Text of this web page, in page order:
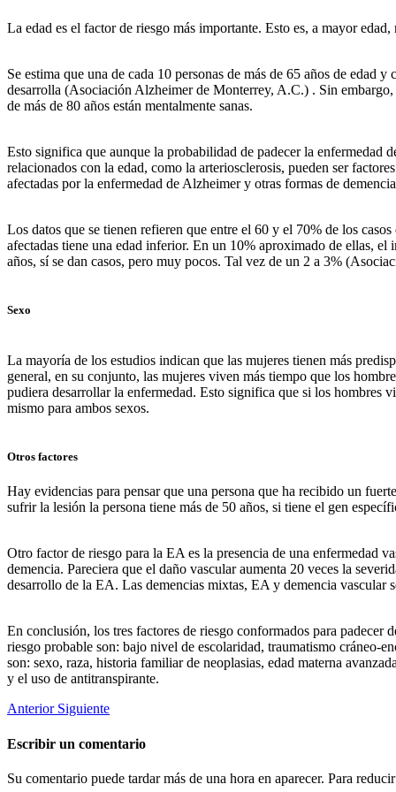
La edad es el factor de riesgo más importante. Esto es, a mayor
Se estima que una de cada 10 personas de más de 65 años de edad
desarrolla (Asociación Alzheimer de Monterrey, A.C.) . Sin embargo,
de más de 80 años están mentalmente sanas.
Esto significa que aunque la probabilidad de padecer la enfermedad
relacionados con la edad, como la arteriosclerosis, pueden ser
afectadas por la enfermedad de Alzheimer y otras formas de
Los datos que se tienen refieren que entre el 60 y el 70% de los
afectadas tiene una edad inferior. En un 10% aproximado de ellas,
años, sí se dan casos, pero muy pocos. Tal vez de un 2 a 3%
Sexo
La mayoría de los estudios indican que las mujeres tienen más
general, en su conjunto, las mujeres viven más tiempo que los
pudiera desarrollar la enfermedad. Esto significa que si los hombres
mismo para ambos sexos.
Otros factores
Hay evidencias para pensar que una persona que ha recibido un
sufrir la lesión la persona tiene más de 50 años, si tiene el gen
Otro factor de riesgo para la EA es la presencia de una enfermedad
demencia. Pareciera que el daño vascular aumenta 20 veces la
desarrollo de la EA. Las demencias mixtas, EA y demencia vascular
En conclusión, los tres factores de riesgo conformados para
riesgo probable son: bajo nivel de escolaridad, traumatismo cráneo-
son: sexo, raza, historia familiar de neoplasias, edad materna
y el uso de antitranspirante.
Anterior Siguiente
Escribir un comentario
Su comentario puede tardar más de una hora en aparecer. Para